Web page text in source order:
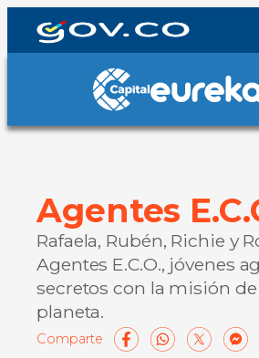
Agentes
Rafaela, Rubén, Richie y
Agentes E.C.O., jóvenes
secretos con la misión de
planeta.
X